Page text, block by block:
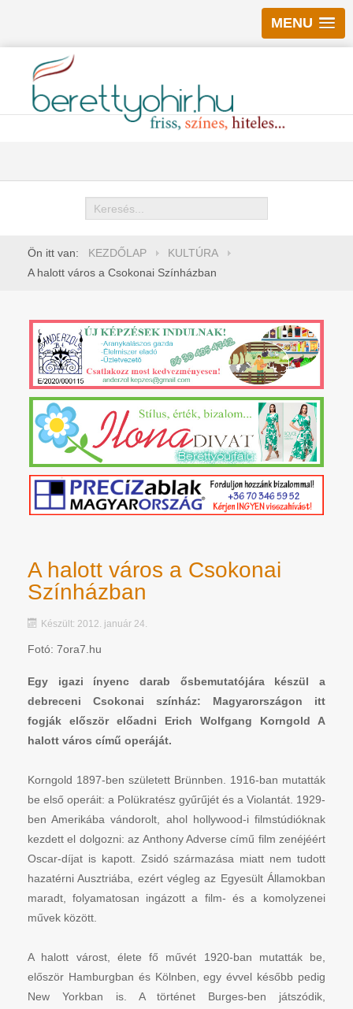
MENU
Keresés
Ön itt van: KEZDŐLAP
KULTÚRA
A halott város a Csokonai Színházban
A halott város a Csokonai
Színházban
Készült: 2012. január 24.
Fotó: 7ora7.hu
Egy igazi ínyenc darab ősbemutatójára készül a
debreceni Csokonai színház: Magyarországon itt
fogják először előadni Erich Wolfgang Korngold A
halott város című operáját.
Korngold 1897-ben született Brünnben. 1916-ban mutatták
be első operáit: a Polükratész gyűrűjét és a Violantát. 1929-
ben Amerikába vándorolt, ahol hollywood-i filmstúdióknak
kezdett el dolgozni: az Anthony Adverse című film zenéjéért
Oscar-díjat is kapott. Zsidó származása miatt nem tudott
hazatérni Ausztriába, ezért végleg az Egyesült Államokban
maradt, folyamatosan ingázott a film- és a komolyzenei
művek között.
A halott várost, élete fő művét 1920-ban mutatták be,
először Hamburgban és Kölnben, egy évvel később pedig
New Yorkban is. A történet Burges-ben játszódik,